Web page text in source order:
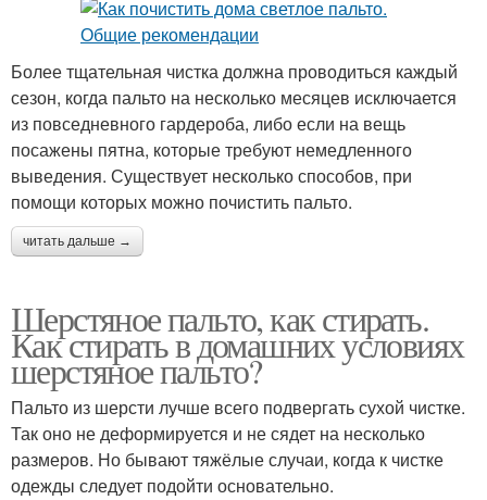
Более тщательная чистка должна проводиться каждый
сезон, когда пальто на несколько месяцев исключается
из повседневного гардероба, либо если на вещь
посажены пятна, которые требуют немедленного
выведения. Существует несколько способов, при
помощи которых можно почистить пальто.
читать дальше →
Шерстяное пальто, как стирать.
Как стирать в домашних условиях
шерстяное пальто?
Пальто из шерсти лучше всего подвергать сухой чистке.
Так оно не деформируется и не сядет на несколько
размеров. Но бывают тяжёлые случаи, когда к чистке
одежды следует подойти основательно.